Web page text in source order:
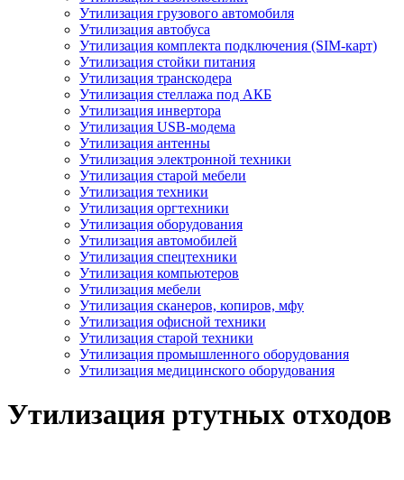
Утилизация грузового автомобиля
Утилизация автобуса
Утилизация комплекта подключения (SIM-карт)
Утилизация стойки питания
Утилизация транскодера
Утилизация стеллажа под АКБ
Утилизация инвертора
Утилизация USB-модема
Утилизация антенны
Утилизация электронной техники
Утилизация старой мебели
Утилизация техники
Утилизация оргтехники
Утилизация оборудования
Утилизация автомобилей
Утилизация спецтехники
Утилизация компьютеров
Утилизация мебели
Утилизация сканеров, копиров, мфу
Утилизация офисной техники
Утилизация старой техники
Утилизация промышленного оборудования
Утилизация медицинского оборудования
Утилизация ртутных отходов